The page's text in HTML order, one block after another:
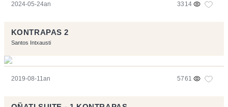
2024-05-24an 3314
KONTRAPAS 2
Santos Intxausti
2019-08-11an 5761